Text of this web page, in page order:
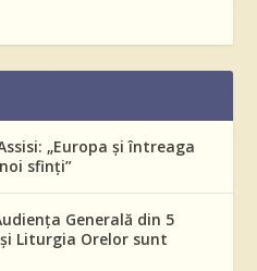
„Europa și întreaga
sfinți”
Generală din 5
Liturgia Orelor sunt